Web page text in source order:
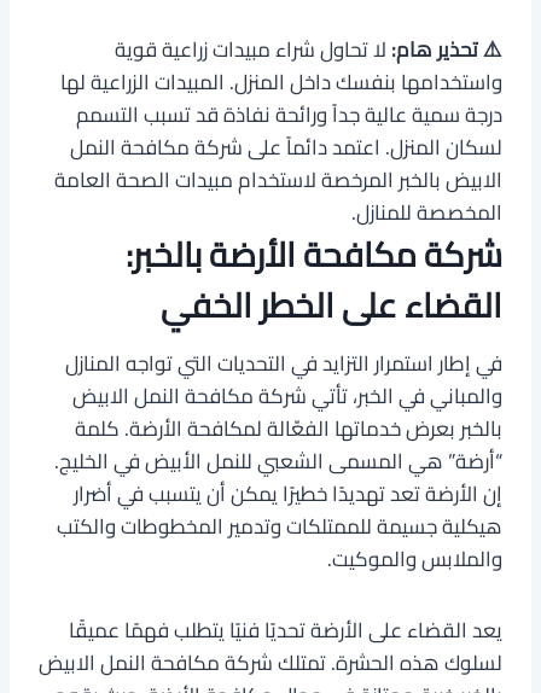
⚠️ تحذير هام:لا تحاول شراء مبيدات زراعية قوية
واستخدامها بنفسك داخل المنزل. المبيدات الزراعية لها
درجة سمية عالية جداً ورائحة نفاذة قد تسبب التسمم
لسكان المنزل. اعتمد دائماً على شركة مكافحة النمل
الابيض بالخبر المرخصة لاستخدام مبيدات الصحة العامة
المخصصة للمنازل.
شركة مكافحة الأرضة بالخبر:
القضاء على الخطر الخفي
في إطار استمرار التزايد في التحديات التي تواجه المنازل
والمباني في الخبر، تأتي شركة مكافحة النمل الابيض
بالخبر بعرض خدماتها الفعّالة لمكافحة الأرضة. كلمة
“أرضة” هي المسمى الشعبي للنمل الأبيض في الخليج.
إن الأرضة تعد تهديدًا خطيرًا يمكن أن يتسبب في أضرار
هيكلية جسيمة للممتلكات وتدمير المخطوطات والكتب
والملابس والموكيت.
يعد القضاء على الأرضة تحديًا فنيًا يتطلب فهمًا عميقًا
لسلوك هذه الحشرة. تمتلك شركة مكافحة النمل الابيض